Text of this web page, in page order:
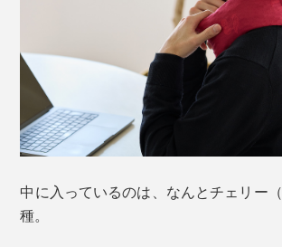
中に入っているのは、なんとチェリー
種。